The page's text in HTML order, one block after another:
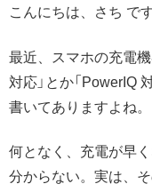
こんにちは、さち です
最近、スマホの充電
対応」とか「PowerIQ
書いてありますよね。
何となく、充電が早
分からない。実は、